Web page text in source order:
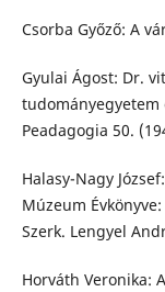
Csorba Győző: A
Gyulai Ágost: Dr.
Peadagogia 50.
Halasy-Nagy
Múzeum
Szerk. Lengyel
Horváth Veronika: